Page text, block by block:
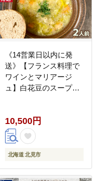
《14営業日以内に発
送》【フランス料理で
ワインとマリアージ
ュ】白花豆のスープ・
ンス料理 )【140-
0034】
10,500円
北海道 北見市